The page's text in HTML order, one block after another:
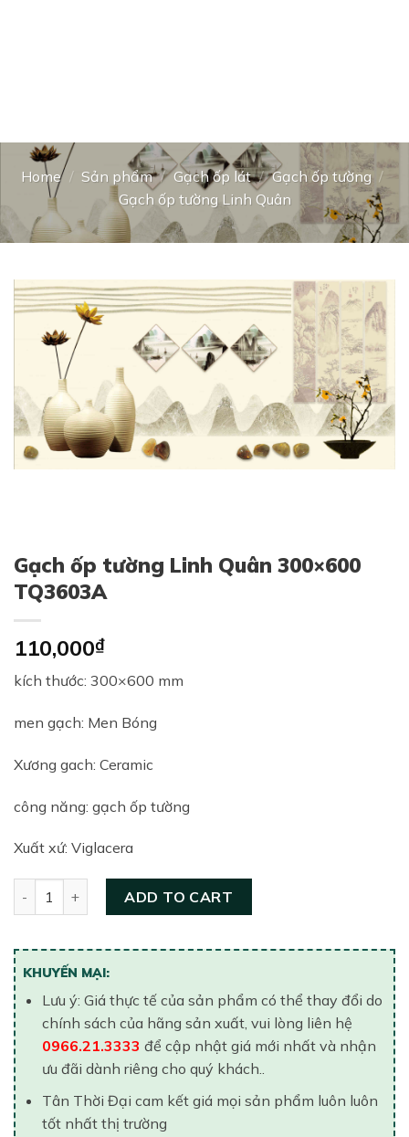
Home / Sản phẩm / Gạch ốp lát / Gạch ốp tường /
Gạch ốp tường Linh Quân
Gạch ốp tường Linh Quân 300×600
TQ3603A
110,000₫
kích thước: 300×600 mm
men gạch: Men Bóng
Xương gach: Ceramic
công năng: gạch ốp tường
Xuất xứ: Viglacera
ADD TO CART
KHUYẾN MẠI:
Lưu ý: Giá thực tế của sản phẩm có thể thay đổi do
chính sách của hãng sản xuất, vui lòng liên hệ
0966.21.3333 để cập nhật giá mới nhất và nhận
ưu đãi dành riêng cho quý khách..
Tân Thời Đại cam kết giá mọi sản phẩm luôn luôn
tốt nhất thị trường